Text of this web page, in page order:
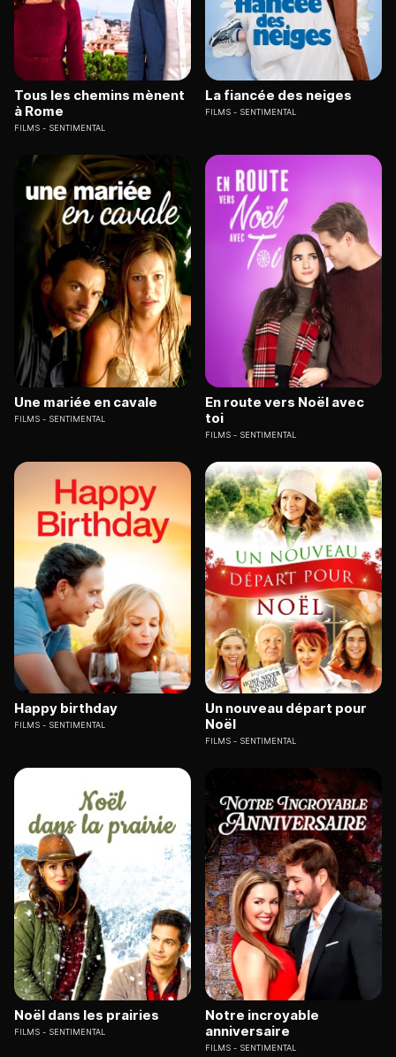
Tous les chemins mènent
à Rome
FILMS SENTIMENTAL
La fiancée des neiges
FILMS SENTIMENTAL
Une mariée en cavale
FILMS SENTIMENTAL
En route vers Noël avec
toi
FILMS SENTIMENTAL
Happy birthday
FILMS SENTIMENTAL
Un nouveau départ pour
Noël
FILMS SENTIMENTAL
Noël dans les prairies
FILMS SENTIMENTAL
Notre incroyable
anniversaire
FILMS SENTIMENTAL